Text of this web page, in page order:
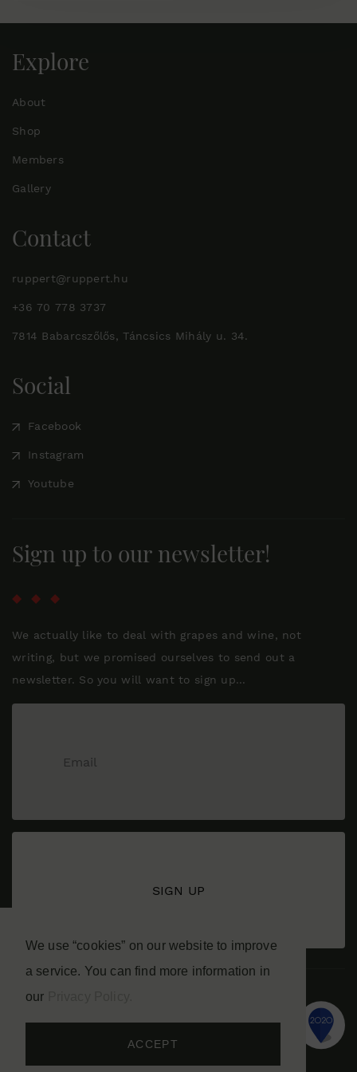
We use “cookies” on our website to improve
a service. You can find more information in
our
ACCEPT
Sign up to our newsletter!
We actually like to deal with grapes and wine, not
writing, but we promised ourselves to send out a
newsletter. So you will want to sign up...
Explore
About
Shop
Members
Gallery
Contact
ruppert@ruppert.hu
+36 70 778 3737
7814 Babarcszőlős, Táncsics Mihály u. 34.
Social
Facebook
Instagram
Youtube